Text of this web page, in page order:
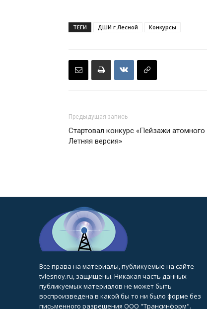
ТЕГИ ДШИ г.Лесной Конкурсы
Предыдущая запись
Стартовал конкурс «Пейзажи атомного
Летняя версия»
Все права на материалы, публикуемые на сайте
tvlesnoy.ru, защищены. Никакая часть данных
публикуемых материалов не может быть
воспроизведена в какой бы то ни было форме без
письменного разрешения ООО "Трансинформ".